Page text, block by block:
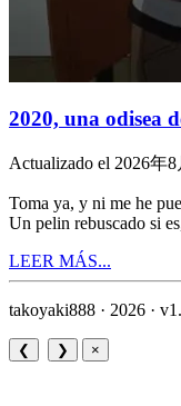
2020, una odisea
Actualizado el 2026年8
Toma ya, y ni me he
Un pelin rebuscado si
LEER MÁS...
takoyaki888 · 2026 ·
❮ ❯ ×